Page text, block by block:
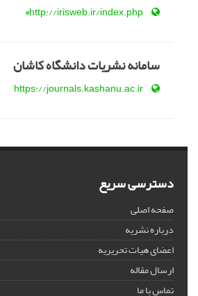
http://irisweb.ir/index.php#
سامانه نشریات دانشگاه کاشان
https://journals.kashanu.ac.ir
دسترسی سریع
صفحه اصلی
درباره نشریه
اعضای هیات تحریریه
ارسال مقاله
تماس با ما